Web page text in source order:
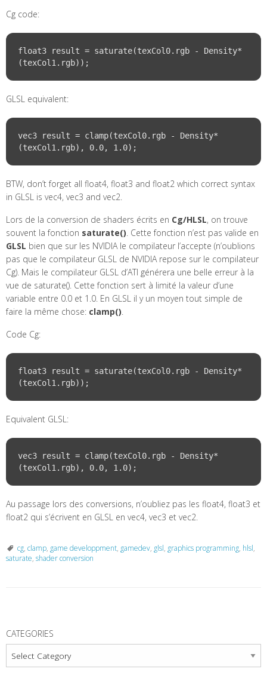
Cg code:
float3 result = saturate(texCol0.rgb - Density*
GLSL equivalent:
vec3 result = clamp(texCol0.rgb - Density*
BTW, don’t forget all float4, float3 and float2 which correct syntax
in GLSL is vec4, vec3 and vec2.
Lors de la conversion de shaders écrits en Cg/HLSL, on trouve
souvent la fonction saturate(). Cette fonction n’est pas valide en
GLSL bien que sur les NVIDIA le compilateur l’accepte (n’oublions
pas que le compilateur GLSL de NVIDIA repose sur le compilateur
Cg). Mais le compilateur GLSL d’ATI générera une belle erreur à la
vue de saturate(). Cette fonction sert à limité la valeur d’une
variable entre 0.0 et 1.0. En GLSL il y un moyen tout simple de
faire la même chose: clamp().
Code Cg:
float3 result = saturate(texCol0.rgb - Density*
Equivalent GLSL:
vec3 result = clamp(texCol0.rgb - Density*
Au passage lors des conversions, n’oubliez pas les float4, float3 et
float2 qui s’écrivent en GLSL en vec4, vec3 et vec2.
cg, clamp, game developpment, gamedev, glsl, graphics programming, hlsl,
saturate, shader conversion
o
t
CATEGORIES
Categories